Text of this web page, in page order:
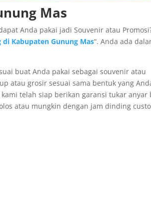
Mas
Anda pakai jadi Souvenir atau
di Kabupaten Gunung Mas“. Anda ada
buat Anda pakai sebagai souvenir atau
atau grosir sesuai sama bentuk yang
telah siap berikan garansi tukar anyar
atau mungkin dengan jam dinding